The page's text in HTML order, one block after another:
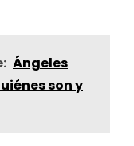
Ángeles
son y